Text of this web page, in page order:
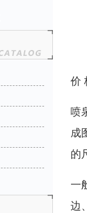
价
喷
成
的
一
边